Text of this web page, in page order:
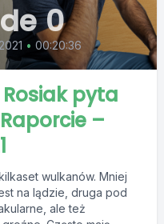
0
• 00:20:36
Rosiak pyta
–
wulkanów. Mniej
na lądzie, druga pod
ale też